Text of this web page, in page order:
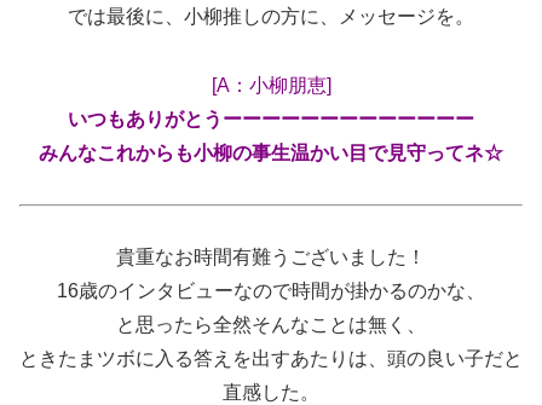
では最後に、小柳推しの方に、メッセージを。
[A：小柳朋恵]
いつもありがとうーーーーーーーーーーーーー
みんなこれからも小柳の事生温かい目で見守ってネ☆
貴重なお時間有難うございました！
16歳のインタビューなので時間が掛かるのかな、
と思ったら全然そんなことは無く、
ときたまツボに入る答えを出すあたりは、頭の良い子だと
直感した。